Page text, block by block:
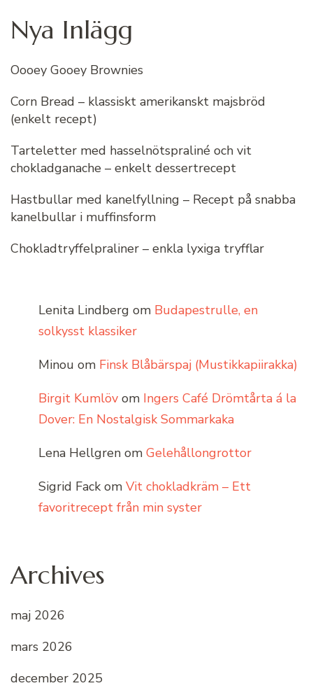
Nya Inlägg
Oooey Gooey Brownies
Corn Bread – klassiskt amerikanskt majsbröd
(enkelt recept)
Tarteletter med hasselnötspraliné och vit
chokladganache – enkelt dessertrecept
Hastbullar med kanelfyllning – Recept på snabba
kanelbullar i muffinsform
Chokladtryffelpraliner – enkla lyxiga tryfflar
Lenita Lindberg om Budapestrulle, en
solkysst klassiker
Minou om Finsk Blåbärspaj (Mustikkapiirakka)
Birgit Kumlöv om Ingers Café Drömtårta á la
Dover: En Nostalgisk Sommarkaka
Lena Hellgren om Gelehållongrottor
Sigrid Fack om Vit chokladkräm – Ett
favoritrecept från min syster
Archives
maj 2026
mars 2026
december 2025